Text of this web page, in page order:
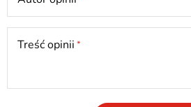
Treść opinii